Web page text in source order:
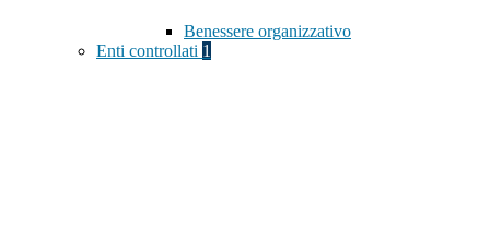
Benessere organizzativo
Enti controllati 1